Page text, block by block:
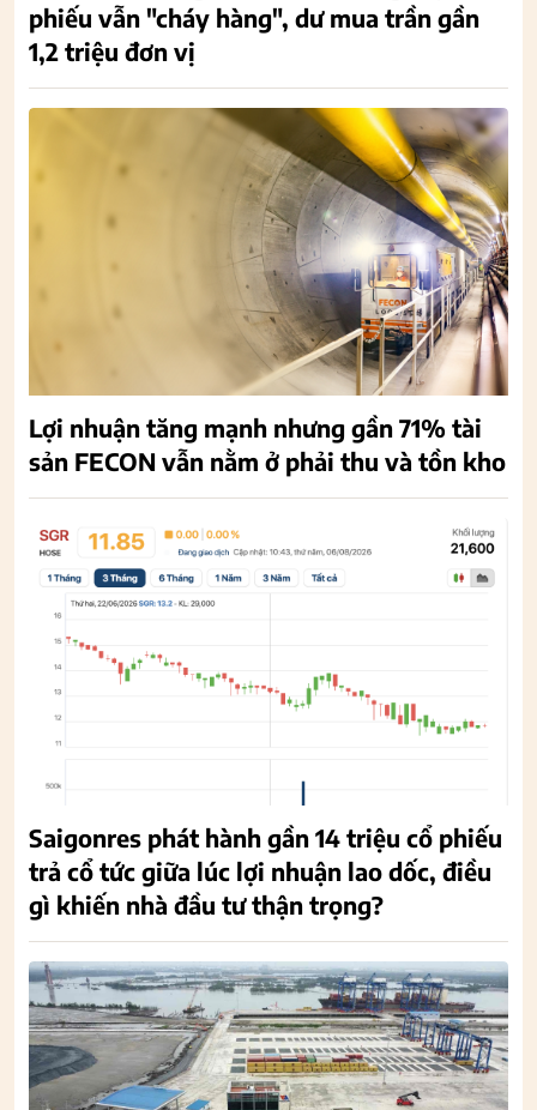
phiếu vẫn "cháy hàng", dư mua trần gần
1,2 triệu đơn vị
Lợi nhuận tăng mạnh nhưng gần 71% tài
sản FECON vẫn nằm ở phải thu và tồn kho
Saigonres phát hành gần 14 triệu cổ phiếu
trả cổ tức giữa lúc lợi nhuận lao dốc, điều
gì khiến nhà đầu tư thận trọng?